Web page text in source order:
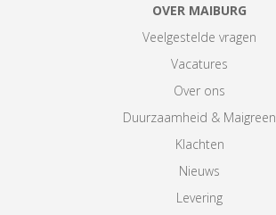
OVER MAIBURG
Veelgestelde vragen
Vacatures
Over ons
Duurzaamheid & Maigreen
Klachten
Nieuws
Levering